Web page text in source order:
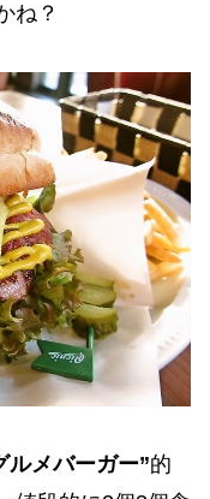
ね？
ルメバーガー”的